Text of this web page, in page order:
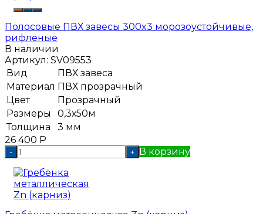
Полосовые ПВХ завесы 300x3 морозоустойчивые,
рифленые
В наличии
Артикул: SV09553
Вид
ПВХ завеса
Материал ПВХ прозрачный
Цвет
Прозрачный
Размеры
0,3х50м
Толщина
3 мм
26 400 Р
- + В корзину